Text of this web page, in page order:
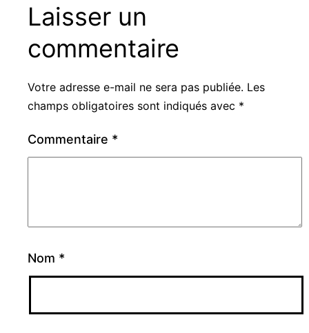
Laisser un
commentaire
Votre adresse e-mail ne sera pas publiée. Les
champs obligatoires sont indiqués avec *
Commentaire *
Nom *